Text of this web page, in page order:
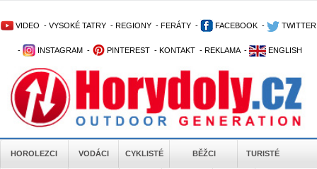
VIDEO - VYSOKÉ TATRY - REGIONY - FERÁTY - FACEBOOK - TWITTER
- INSTAGRAM - PINTEREST - KONTAKT - REKLAMA - ENGLISH
HOROLEZCI VODÁCI CYKLISTÉ BĚŽCI TURISTÉ